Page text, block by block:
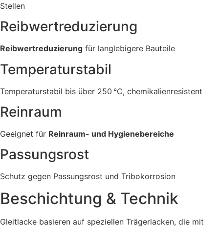
Stellen
Reibwertreduzierung
Reibwertreduzierung für langlebigere Bauteile
Temperaturstabil
Temperaturstabil bis über 250 °C, chemikalienresistent
Reinraum
Geeignet für Reinraum- und Hygienebereiche
Passungsrost
Schutz gegen Passungsrost und Tribokorrosion
Beschichtung & Technik
Gleitlacke basieren auf speziellen Trägerlacken, die mit